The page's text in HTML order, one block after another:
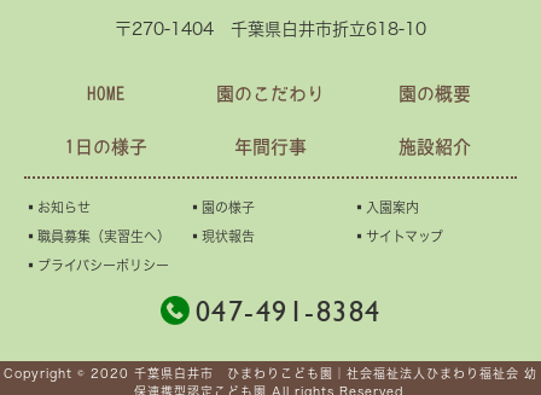
〒270-1404 千葉県白井市折立618-10
HOME 園のこだわり 園の概要
1日の様子 年間行事 施設紹介
▪︎お知らせ ▪︎園の様子 ▪︎入園案内
▪︎職員募集（実習生へ） ▪︎現状報告 ▪︎サイトマップ
▪︎プライバシーポリシー
047-491-8384
Copyright © 2020 千葉県白井市 ひまわりこども園｜社会福祉法人ひまわり福祉会 幼
保連携型認定こども園 All rights Reserved.